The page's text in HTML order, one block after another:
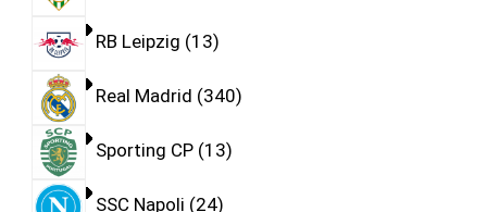
RB Leipzig 13
Real Madrid 340
Sporting CP 13
SSC Napoli 24